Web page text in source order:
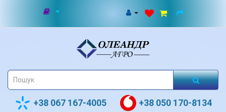
+38 067 167-4005
+38 050 170-8134